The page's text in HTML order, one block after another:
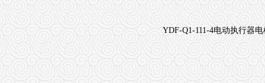
YDF-Q1-111-4电动执行器